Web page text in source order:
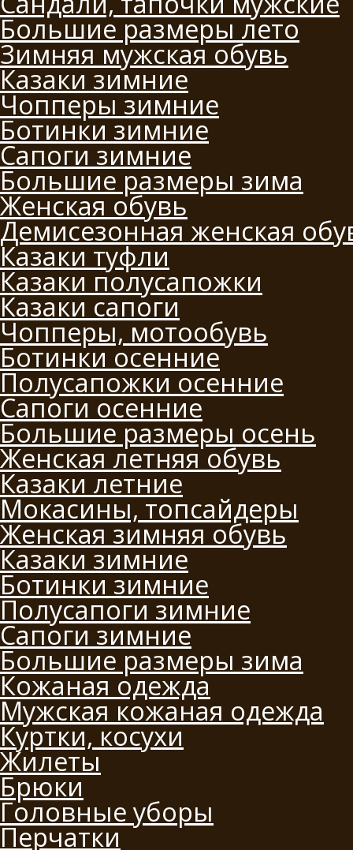
Большие размеры лето
Зимняя мужская обувь
Казаки зимние
Чопперы зимние
Ботинки зимние
Сапоги зимние
Большие размеры зима
Женская обувь
Демисезонная женская
Казаки туфли
Казаки полусапожки
Казаки сапоги
Чопперы, мотообувь
Ботинки осенние
Полусапожки осенние
Сапоги осенние
Большие размеры осень
Женская летняя обувь
Казаки летние
Мокасины, топсайдеры
Женская зимняя обувь
Казаки зимние
Ботинки зимние
Полусапоги зимние
Сапоги зимние
Большие размеры зима
Кожаная одежда
Мужская кожаная одежда
Куртки, косухи
Жилеты
Брюки
Головные уборы
Перчатки